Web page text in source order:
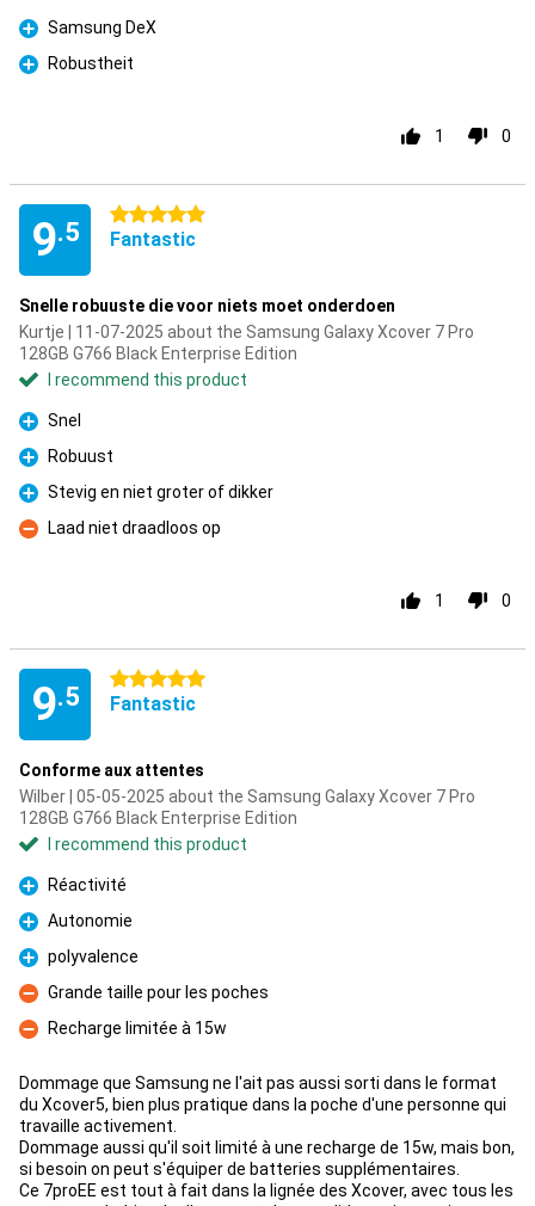
Pro
Samsung DeX
Pro
Robustheit
1 0
9.5
5 stars
Fantastic
Snelle robuuste die voor niets moet onderdoen
Kurtje | 11-07-2025 about the Samsung Galaxy Xcover 7 Pro
128GB G766 Black Enterprise Edition
I recommend this product
Pro
Snel
Pro
Robuust
Pro
Stevig en niet groter of dikker
Con
Laad niet draadloos op
1 0
9.5
5 stars
Fantastic
Conforme aux attentes
Wilber | 05-05-2025 about the Samsung Galaxy Xcover 7 Pro
128GB G766 Black Enterprise Edition
I recommend this product
Pro
Réactivité
Pro
Autonomie
Pro
polyvalence
Con
Grande taille pour les poches
Con
Recharge limitée à 15w
Dommage que Samsung ne l'ait pas aussi sorti dans le format
du Xcover5, bien plus pratique dans la poche d'une personne qui
travaille activement.
Dommage aussi qu'il soit limité à une recharge de 15w, mais bon,
si besoin on peut s'équiper de batteries supplémentaires.
Ce 7proEE est tout à fait dans la lignée des Xcover, avec tous les